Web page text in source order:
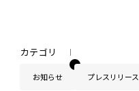
カテゴリ
お知らせ プレスリリース